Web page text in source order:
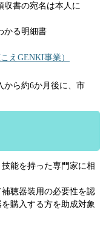
書の宛名は本人に
かる明細書
えGENKI事業）
ら約6か月後に、市
能を持った専門家に相
聴器装用の必要性を認
購入する方を助成対象